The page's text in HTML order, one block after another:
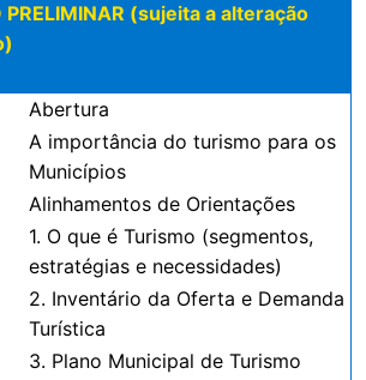
PRELIMINAR (sujeita a alteração
Abertura
A importância do turismo para os
Municípios
Alinhamentos de Orientações
1. O que é Turismo (segmentos,
estratégias e necessidades)
2. Inventário da Oferta e Demanda
Turística
3. Plano Municipal de Turismo